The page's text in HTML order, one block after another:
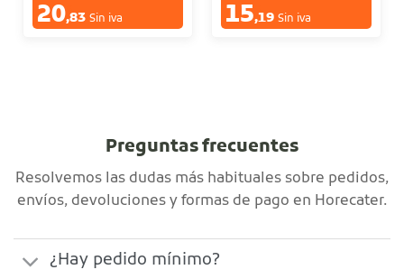
20,83 Sin iva 15,19 Sin iva
Preguntas frecuentes
Resolvemos las dudas más habituales sobre pedidos,
envíos, devoluciones y formas de pago en Horecater.
¿Hay pedido mínimo?